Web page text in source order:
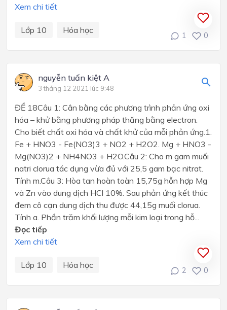
Xem chi tiết
Lớp 10 Hóa học
1 0
nguyễn tuấn kiệt A
3 tháng 12 2021 lúc 9:48
ĐỀ 18Câu 1: Cân bằng các phương trình phản ứng oxi
hóa – khử bằng phương pháp thăng bằng electron.
Cho biết chất oxi hóa và chất khử của mỗi phản ứng.1.
Fe + HNO3 - Fe(NO3)3 + NO2 + H2O2. Mg + HNO3 -
Mg(NO3)2 + NH4NO3 + H2O.Câu 2: Cho m gam muối
natri clorua tác dụng vừa đủ với 25,5 gam bạc nitrat.
Tính m.Câu 3: Hòa tan hoàn toàn 15,75g hỗn hợp Mg
và Zn vào dung dịch HCl 10%. Sau phản ứng kết thúc
đem cô cạn dung dịch thu được 44,15g muối clorua.
Tính a. Phần trăm khối lượng mỗi kim loại trong hỗ...
Đọc tiếp
Xem chi tiết
Lớp 10 Hóa học
2 0